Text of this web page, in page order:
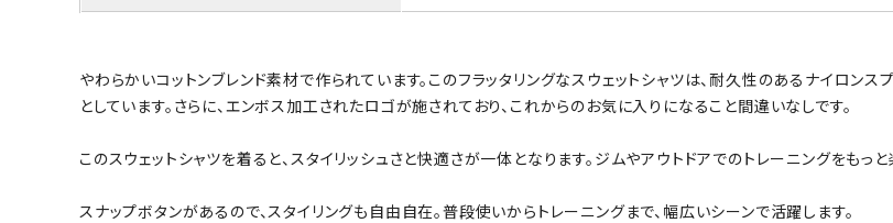
やわらかいコットンブレンド素材で作られています。このフラッタリングなスウェットシャツは、耐久性のあるナイロン
としています。さらに、エンボス加工されたロゴが施されており、これからのお気に入りになること間違いなしです。
このスウェットシャツを着ると、スタイリッシュさと快適さが一体となります。ジムやアウトドアでのトレーニングをもっ
スナップボタンがあるので、スタイリングも自由自在。普段使いからトレーニングまで、幅広いシーンで活躍します。